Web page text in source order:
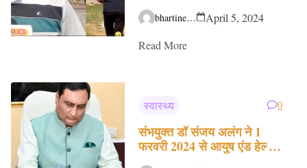
आयोजित किया जा रहा है।
bhartinews.org
April 5, 2024
Read More
स्वास्थ्य 0
संभयुक्त डॉ संजय अलंग ने 1
फरवरी 2024 से आयुष एंड हेल्थ